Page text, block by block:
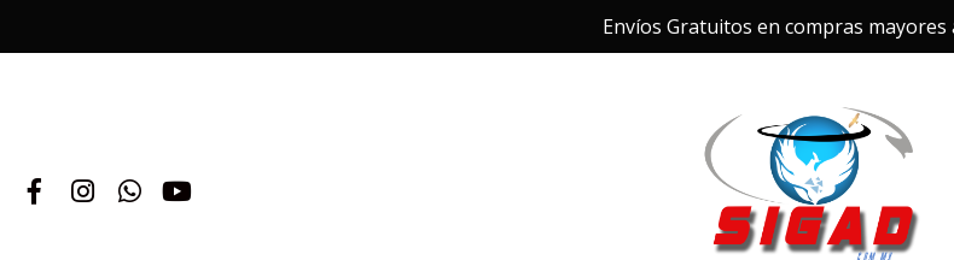
Envíos Gratuitos en compras mayores